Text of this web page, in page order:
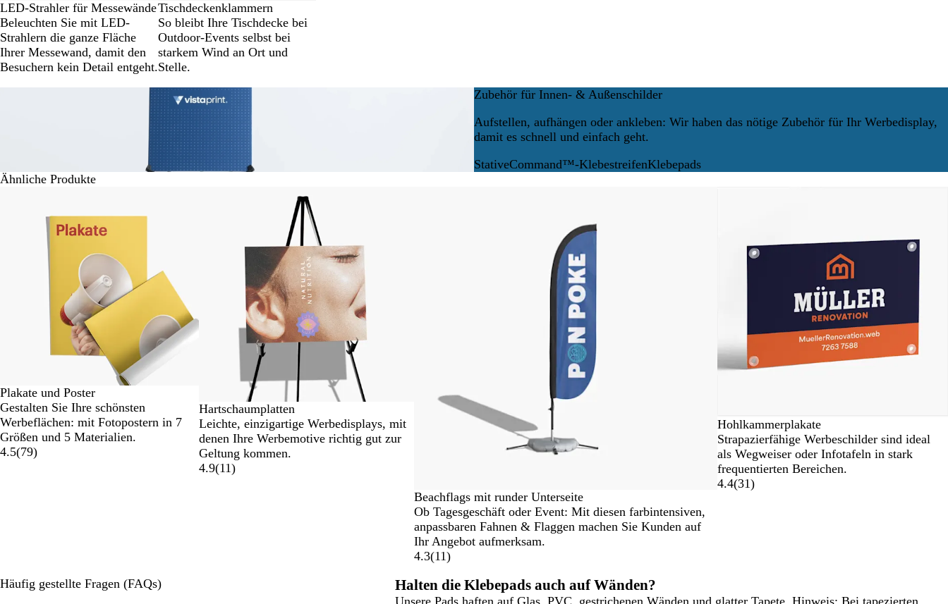
LED-Strahler für Messewände
Beleuchten Sie mit LED-
Strahlern die ganze Fläche
Ihrer Messewand, damit den
Besuchern kein Detail entgeht.
Tischdeckenklammern
So bleibt Ihre Tischdecke bei
Outdoor-Events selbst bei
starkem Wind an Ort und
Stelle.
Zubehör für Innen- & Außenschilder
Aufstellen, aufhängen oder ankleben: Wir haben das nötige Zubehör für Ihr Werbedisplay,
damit es schnell und einfach geht.
StativeCommand™-KlebestreifenKlebepads
Ähnliche Produkte
Plakate und Poster
Gestalten Sie Ihre schönsten
Werbeflächen: mit Fotopostern in 7
Größen und 5 Materialien.
4.5(79)
Hartschaumplatten
Leichte, einzigartige Werbedisplays, mit
denen Ihre Werbemotive richtig gut zur
Geltung kommen.
4.9(11)
Beachflags mit runder Unterseite
Ob Tagesgeschäft oder Event: Mit diesen farbintensiven,
anpassbaren Fahnen & Flaggen machen Sie Kunden auf
Ihr Angebot aufmerksam.
4.3(11)
Hohlkammerplakate
Strapazierfähige Werbeschilder sind ideal
als Wegweiser oder Infotafeln in stark
frequentierten Bereichen.
4.4(31)
Häufig gestellte Fragen (FAQs) Halten die Klebepads auch auf Wänden?
Unsere Pads haften auf Glas, PVC, gestrichenen Wänden und glatter Tapete. Hinweis: Bei tapezierten